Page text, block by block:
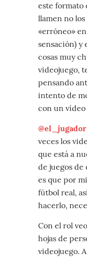
este formato
llamen no
«erróneo»
sensación) y
cosas muy
videojuego,
pensando
intento de
con un vídeo
veces los
que está a
de juegos
es que por
fútbol real,
hacerlo,
Con el rol
hojas de
videojuego.